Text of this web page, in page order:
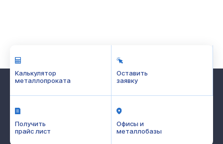
Калькулятор
металлопроката
Оставить
заявку
Получить
прайс лист
Офисы и
металлобазы